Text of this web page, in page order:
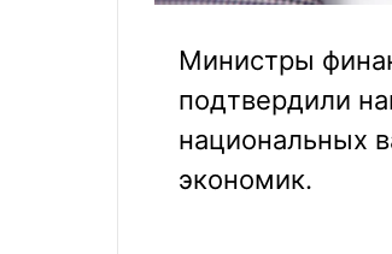
Министры
подтвердили
национальных
экономик.